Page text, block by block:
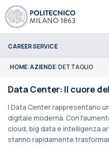
CAREER SERVICE
HOME/AZIENDE/DETTAGLIO
Data Center: Il cuore
I Data Center rappresentano
digitale moderna. Con
cloud, big data e intelligenza
stanno rapidamente